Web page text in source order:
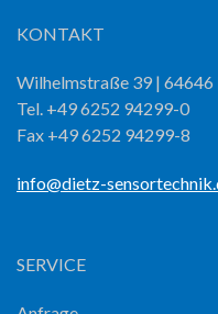
KONTAKT
Wilhelmstraße 39 | 64646
Tel. +49 6252 94299-0
Fax +49 6252 94299-8
info@dietz-
SERVICE